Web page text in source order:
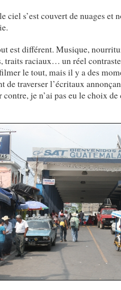
ciel s’est couvert de nuages et
est différent. Musique,
traits raciaux… un réel
le tout, mais il y a des
traverser l’écritaux
contre, je n’ai pas eu le choix